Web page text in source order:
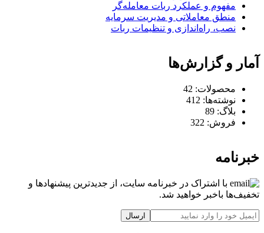
مفهوم و عملکرد ربات معامله‌گر
منطق معاملاتی و مدیریت سرمایه
نصب، راه‌اندازی و تنظیمات ربات
آمار و گزارش‌ها
محصولات: 42
نوشته‌ها: 412
بلاگ: 89
فروش: 322
خبرنامه
با اشتراک در خبرنامه سایت، از جدیدترین پیشنهادها و
تخفیف‌ها باخبر خواهید شد.
ارسال